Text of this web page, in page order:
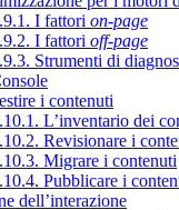
I fattori on-page
I fattori off-page
Strumenti di
i contenuti
L’inventario dei
Revisionare i
Migrare i contenuti
Pubblicare i
dell’interazione